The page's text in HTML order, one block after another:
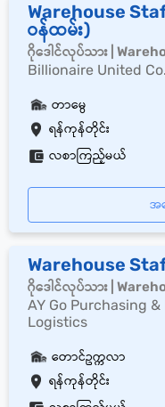
Warehouse
ဝန်ထမ်း)
ဂိုဒေါင်လုပ်သား |
Billionaire United
ရန်ကုန်တိုင်း
တာမွေ
လစာကြည့်မယ်
အ
Warehouse
ဂိုဒေါင်လုပ်သား |
AY Go Purchasing
Logistics
ရန်ကုန်တိုင်း
တောင်ဥက္ကလာ